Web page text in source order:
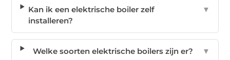
Kan ik een elektrische boiler zelf
installeren?
▼
Welke soorten elektrische boilers zijn er? ▼